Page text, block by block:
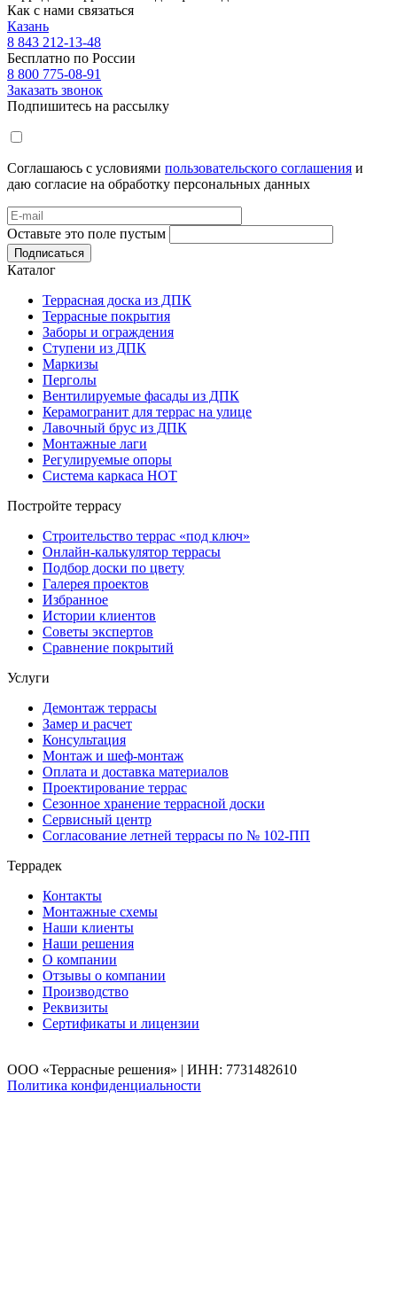
Как с нами связаться
Казань
8 843 212-13-48
Бесплатно по России
8 800 775-08-91
Заказать звонок
Подпишитесь на рассылку
Соглашаюсь с условиями пользовательского соглашения и
даю согласие на обработку персональных данных
Оставьте это поле пустым
Подписаться
Каталог
Террасная доска из ДПК
Террасные покрытия
Заборы и ограждения
Ступени из ДПК
Маркизы
Перголы
Вентилируемые фасады из ДПК
Керамогранит для террас на улице
Лавочный брус из ДПК
Монтажные лаги
Регулируемые опоры
Система каркаса НОТ
Постройте террасу
Строительство террас «под ключ»
Онлайн-калькулятор террасы
Подбор доски по цвету
Галерея проектов
Избранное
Истории клиентов
Советы экспертов
Сравнение покрытий
Услуги
Демонтаж террасы
Замер и расчет
Консультация
Монтаж и шеф-монтаж
Оплата и доставка материалов
Проектирование террас
Сезонное хранение террасной доски
Сервисный центр
Согласование летней террасы по № 102-ПП
Террадек
Контакты
Монтажные схемы
Наши клиенты
Наши решения
О компании
Отзывы о компании
Производство
Реквизиты
Сертификаты и лицензии
ООО «Террасные решения» | ИНН: 7731482610
Политика конфиденциальности